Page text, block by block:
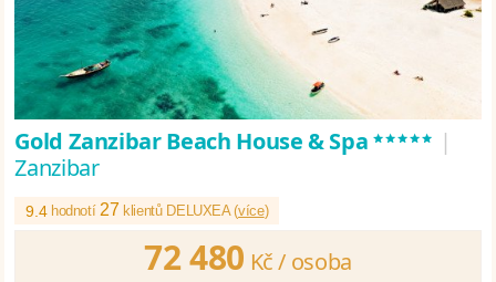
Gold Zanzibar Beach House & Spa***** |
Zanzibar
9.4 hodnotí27 klientů DELUXEA (více)
72 480 Kč / osoba